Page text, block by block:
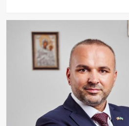
about
Eduard
Petrescu,
CEO
of
EKO
Group,
Invited
to